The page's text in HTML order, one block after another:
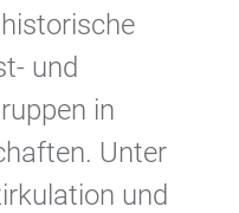
und
in
Unter
und